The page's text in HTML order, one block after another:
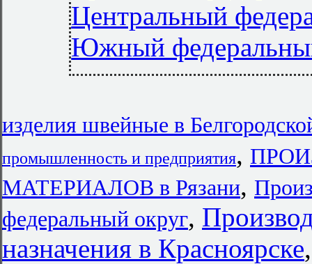
Центральный
Южный
изделия швейные в
промышленность и предприятия,
МАТЕРИАЛОВ в Рязани,
федеральный округ,
назначения в Красноярске